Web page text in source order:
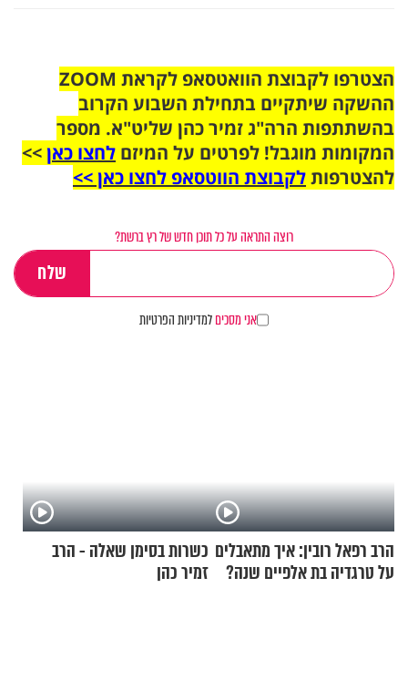
הצטרפו לקבוצת הוואטסאפ לקראת ZOOM
ההשקה שיתקיים בתחילת השבוע הקרוב
בהשתתפות הרה"ג זמיר כהן שליט"א. מספר
המקומות מוגבל! לפרטים על המיזם לחצו כאן>>
להצטרפותלקבוצת הווטסאפ לחצו כאן >>
רוצה התראה על כל תוכן חדש של רץ ברשת?
אני מסכיםלמדיניות הפרטיות
הרב רפאל רובין: איך מתאבלים
על טרגדיה בת אלפיים שנה?
כשרות בסימן שאלה - הרב
זמיר כהן